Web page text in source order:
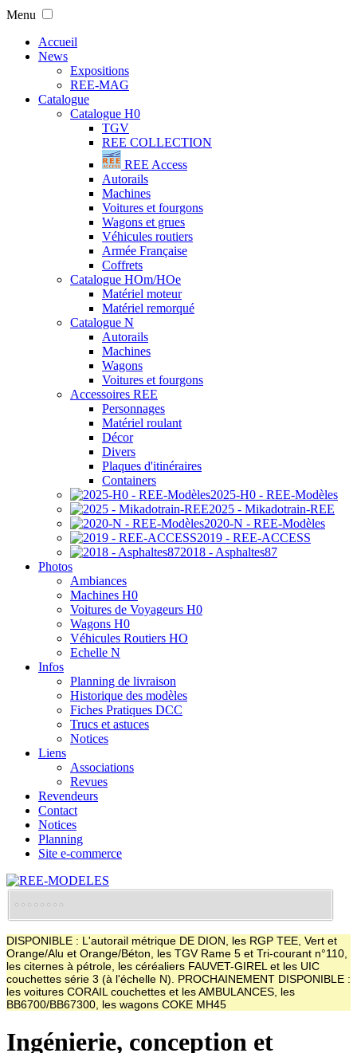
Menu
Accueil
News
Expositions
REE-MAG
Catalogue
Catalogue H0
TGV
REE COLLECTION
REE Access
Autorails
Machines
Voitures et fourgons
Wagons et grues
Véhicules routiers
Armée Française
Coffrets
Catalogue HOm/HOe
Matériel moteur
Matériel remorqué
Catalogue N
Autorails
Machines
Wagons
Voitures et fourgons
Accessoires REE
Personnages
Matériel roulant
Décor
Divers
Plaques d'itinéraires
Containers
2025-H0 - REE-Modèles
2025 - Mikadotrain-REE
2020-N - REE-Modèles
2019 - REE-ACCESS
2018 - Asphaltes87
Photos
Ambiances
Machines H0
Voitures de Voyageurs H0
Wagons H0
Véhicules Routiers HO
Echelle N
Infos
Planning de livraison
Historique des modèles
Fiches Pratiques DCC
Trucs et astuces
Notices
Liens
Associations
Revues
Revendeurs
Contact
Notices
Planning
Site e-commerce
DISPONIBLE : L'autorail métrique DE DION, les RGP TEE, Vert et
Orange/Alu et Orange/Béton, les TGV Rame 5 et Tri-courant n°110,
les citernes à pétrole, les céréaliers FAUVET-GIREL et les UIC
couchettes série 3 (à l'échelle N). PROCHAINEMENT DISPONIBLE :
les voitures CORAIL couchettes et les AMBULANCES, les
BB6700/BB67300, les wagons COKE MH45
Ingénierie, conception et